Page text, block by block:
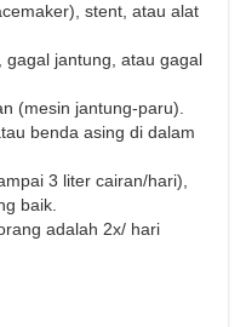
stent, atau alat
jantung, atau gagal
(mesin jantung-paru).
benda asing di dalam
3 liter cairan/hari),
baik.
adalah 2x/ hari